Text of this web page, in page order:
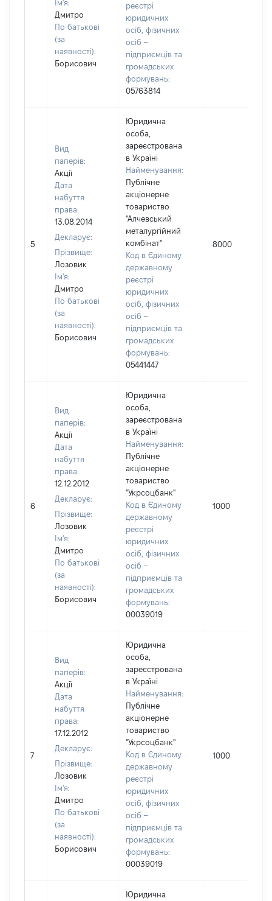
Ім'я:
Дмитро
По батькові
(за
наявності):
Борисович
реєстрі
юридичних
осіб, фізичних
осіб –
підприємців та
громадських
формувань:
05763814
5
Вид
паперів:
Акції
Дата
набуття
права:
13.08.2014
Декларує:
Прізвище:
Лозовик
Ім'я:
Дмитро
По батькові
(за
наявності):
Борисович
Юридична
особа,
зареєстрована
в Україні
Найменування:
Публічне
акціонерне
товариство
"Алчевський
металургійний
комбінат"
Код в Єдиному
державному
реєстрі
юридичних
осіб, фізичних
осіб –
підприємців та
громадських
формувань:
05441447
8000
6
Вид
паперів:
Акції
Дата
набуття
права:
12.12.2012
Декларує:
Прізвище:
Лозовик
Ім'я:
Дмитро
По батькові
(за
наявності):
Борисович
Юридична
особа,
зареєстрована
в Україні
Найменування:
Публічне
акціонерне
товариство
"Укрсоцбанк"
Код в Єдиному
державному
реєстрі
юридичних
осіб, фізичних
осіб –
підприємців та
громадських
формувань:
00039019
1000
7
Вид
паперів:
Акції
Дата
набуття
права:
17.12.2012
Декларує:
Прізвище:
Лозовик
Ім'я:
Дмитро
По батькові
(за
наявності):
Борисович
Юридична
особа,
зареєстрована
в Україні
Найменування:
Публічне
акціонерне
товариство
"Укрсоцбанк"
Код в Єдиному
державному
реєстрі
юридичних
осіб, фізичних
осіб –
підприємців та
громадських
формувань:
00039019
1000
Юридична